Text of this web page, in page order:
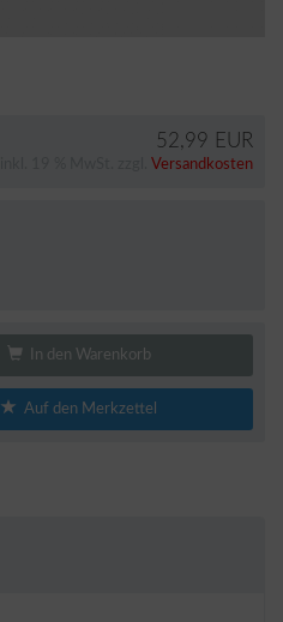
52,99 EUR
Versandkosten
In den Warenkorb
Auf den Merkzettel